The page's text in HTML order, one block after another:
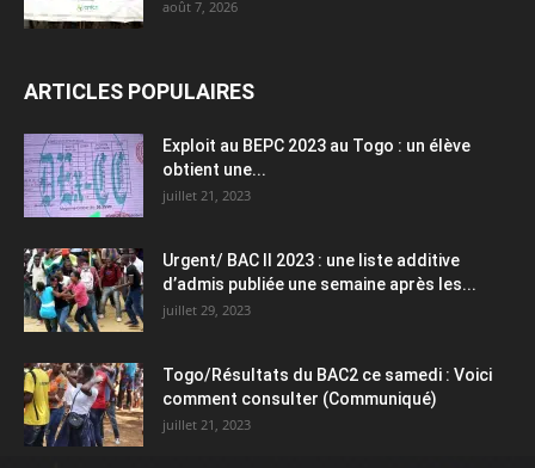
août 7, 2026
ARTICLES POPULAIRES
Exploit au BEPC 2023 au Togo : un élève
obtient une...
juillet 21, 2023
Urgent/ BAC II 2023 : une liste additive
d’admis publiée une semaine après les...
juillet 29, 2023
Togo/Résultats du BAC2 ce samedi : Voici
comment consulter (Communiqué)
juillet 21, 2023